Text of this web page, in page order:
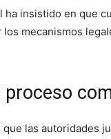
insistido en que
mecanismos
las autoridades